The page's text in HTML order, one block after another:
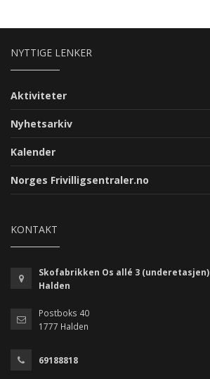
NYTTIGE LENKER
Aktiviteter
Nyhetsarkiv
Kalender
Norges Frivilligsentraler.no
KONTAKT
Skofabrikken Os allé 3 (underetasjen)
Halden
Postboks 40
1777 Halden
69188818